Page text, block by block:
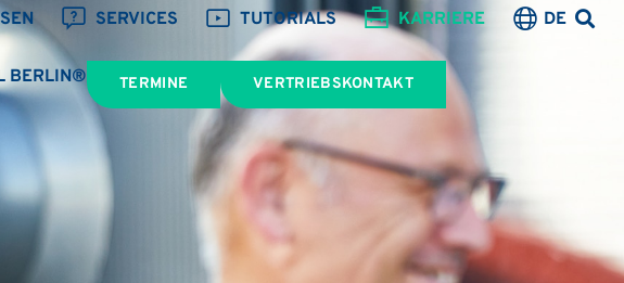
SERVICES TUTORIALS KARRIERE DE
BERLIN® TERMINE VERTRIEBSKONTAKT